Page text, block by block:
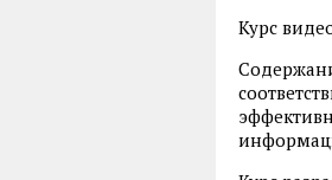
Курс